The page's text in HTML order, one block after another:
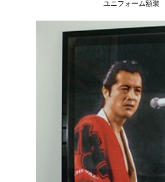
ユニフォーム額装